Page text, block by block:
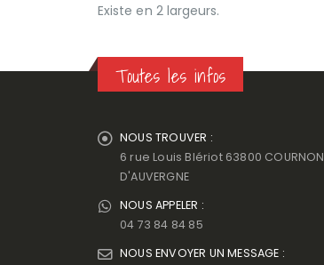
Existe en 2 largeurs.
Toutes les infos
NOUS TROUVER :
6 rue Louis Blériot 63800 COURNON
D'AUVERGNE
NOUS APPELER :
04 73 84 84 85
NOUS ENVOYER UN MESSAGE :